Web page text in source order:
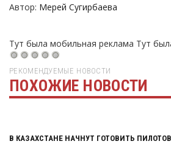
Автор: Мерей Сугирбаева
Тут была мобильная реклама Тут
РЕКОМЕНДУЕМЫЕ НОВОСТИ
ПОХОЖИЕ НОВОСТИ
Тут была реклама
В КАЗАХСТАНЕ НАЧНУТ ГОТОВИТЬ ПИЛОТОВ